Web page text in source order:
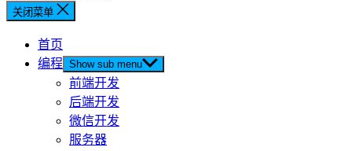
关闭菜单
首页
编程 Show sub menu
前端开发
后端开发
微信开发
服务器